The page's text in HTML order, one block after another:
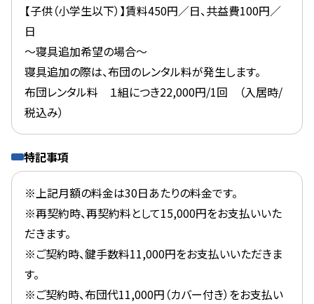
【子供（小学生以下）】賃料450円／日、共益費100円／
日
～寝具追加希望の場合～
寝具追加の際は、布団のレンタル料が発生します。
布団レンタル料 １組につき22,000円/1回 （入居時/
税込み）
特記事項
※上記月額の料金は30日あたりの料金です。
※再契約時、再契約料として15,000円をお支払いいた
だきます。
※ご契約時、鍵手数料11,000円をお支払いいただきま
す。
※ご契約時、布団代11,000円（カバー付き）をお支払い